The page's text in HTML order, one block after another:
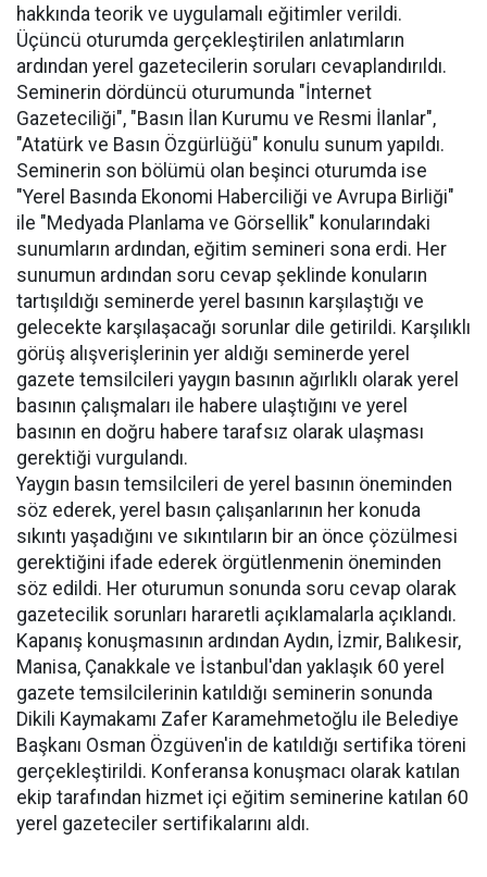
hakkında teorik ve uygulamalı eğitimler verildi.
Üçüncü oturumda gerçekleştirilen anlatımların
ardından yerel gazetecilerin soruları cevaplandırıldı.
Seminerin dördüncü oturumunda "İnternet
Gazeteciliği", "Basın İlan Kurumu ve Resmi İlanlar",
"Atatürk ve Basın Özgürlüğü" konulu sunum yapıldı.
Seminerin son bölümü olan beşinci oturumda ise
"Yerel Basında Ekonomi Haberciliği ve Avrupa Birliği"
ile "Medyada Planlama ve Görsellik" konularındaki
sunumların ardından, eğitim semineri sona erdi. Her
sunumun ardından soru cevap şeklinde konuların
tartışıldığı seminerde yerel basının karşılaştığı ve
gelecekte karşılaşacağı sorunlar dile getirildi. Karşılıklı
görüş alışverişlerinin yer aldığı seminerde yerel
gazete temsilcileri yaygın basının ağırlıklı olarak yerel
basının çalışmaları ile habere ulaştığını ve yerel
basının en doğru habere tarafsız olarak ulaşması
gerektiği vurgulandı.
Yaygın basın temsilcileri de yerel basının öneminden
söz ederek, yerel basın çalışanlarının her konuda
sıkıntı yaşadığını ve sıkıntıların bir an önce çözülmesi
gerektiğini ifade ederek örgütlenmenin öneminden
söz edildi. Her oturumun sonunda soru cevap olarak
gazetecilik sorunları hararetli açıklamalarla açıklandı.
Kapanış konuşmasının ardından Aydın, İzmir, Balıkesir,
Manisa, Çanakkale ve İstanbul'dan yaklaşık 60 yerel
gazete temsilcilerinin katıldığı seminerin sonunda
Dikili Kaymakamı Zafer Karamehmetoğlu ile Belediye
Başkanı Osman Özgüven'in de katıldığı sertifika töreni
gerçekleştirildi. Konferansa konuşmacı olarak katılan
ekip tarafından hizmet içi eğitim seminerine katılan 60
yerel gazeteciler sertifikalarını aldı.